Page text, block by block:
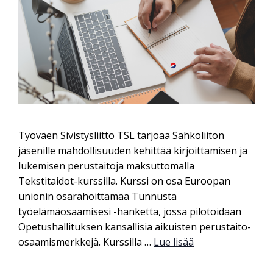
Työväen Sivistysliitto TSL tarjoaa Sähköliiton
jäsenille mahdollisuuden kehittää kirjoittamisen ja
lukemisen perustaitoja maksuttomalla
Tekstitaidot-kurssilla. Kurssi on osa Euroopan
unionin osarahoittamaa Tunnusta
työelämäosaamisesi -hanketta, jossa pilotoidaan
Opetushallituksen kansallisia aikuisten perustaito-
osaamismerkkejä. Kurssilla … Lue lisää